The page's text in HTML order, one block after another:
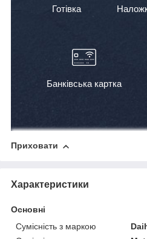
Готівка
Банківська картка
Приховати
Характеристики
Основні
Сумісність з маркою